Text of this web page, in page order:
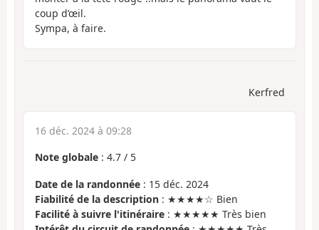
coup d’œil.
Sympa, à faire.
Kerfred
16 déc. 2024 à 09:28
Note globale : 4.7 / 5
Date de la randonnée : 15 déc. 2024
Fiabilité de la description : ★★★★☆ Bien
Facilité à suivre l'itinéraire : ★★★★★ Très bien